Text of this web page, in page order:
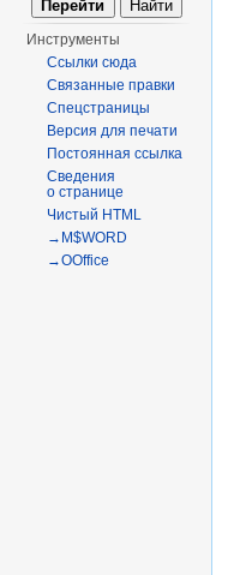
Инструменты
Ссылки сюда
Связанные правки
Спецстраницы
Версия для печати
Постоянная ссылка
Сведения
о странице
Чистый HTML
→M$WORD
→OOffice